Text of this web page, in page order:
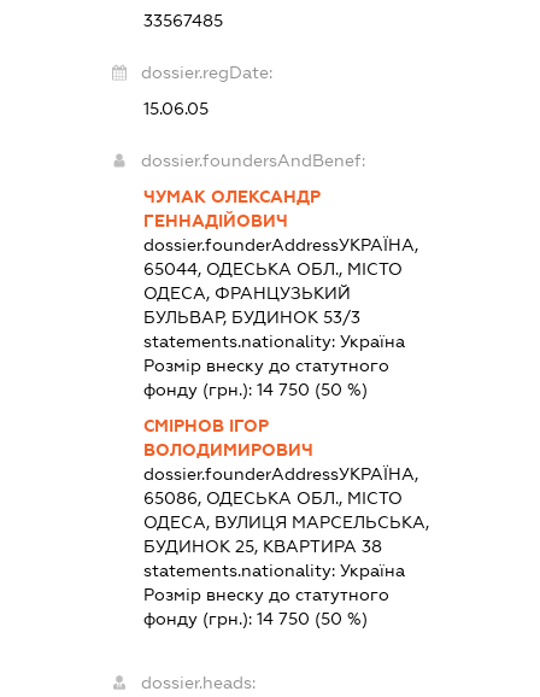
33567485
dossier.regDate:
15.06.05
dossier.foundersAndBenef:
ЧУМАК ОЛЕКСАНДР
ГЕННАДІЙОВИЧ
dossier.founderAddressУКРАЇНА,
65044, ОДЕСЬКА ОБЛ., МІСТО
ОДЕСА, ФРАНЦУЗЬКИЙ
БУЛЬВАР, БУДИНОК 53/3
statements.nationality:Україна
Розмір внеску до статутного
фонду (грн.):14 750 (50 %)
СМІРНОВ ІГОР
ВОЛОДИМИРОВИЧ
dossier.founderAddressУКРАЇНА,
65086, ОДЕСЬКА ОБЛ., МІСТО
ОДЕСА, ВУЛИЦЯ МАРСЕЛЬСЬКА,
БУДИНОК 25, КВАРТИРА 38
statements.nationality:Україна
Розмір внеску до статутного
фонду (грн.):14 750 (50 %)
dossier.heads: